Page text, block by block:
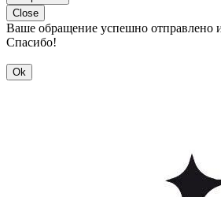
Close
Ваше обращение успешно отправлено
Спасибо!
Ok